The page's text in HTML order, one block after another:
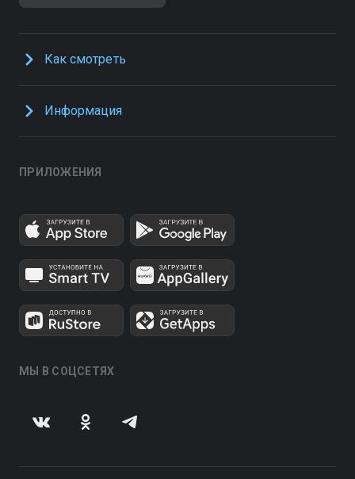
Как смотреть
Информация
ПРИЛОЖЕНИЯ
МЫ В СОЦСЕТЯХ